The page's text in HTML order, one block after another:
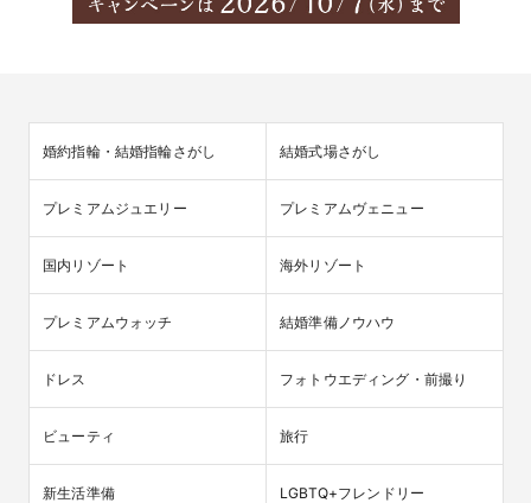
婚約指輪・結婚指輪さがし 結婚式場さがし
プレミアムジュエリー プレミアムヴェニュー
国内リゾート 海外リゾート
プレミアムウォッチ 結婚準備ノウハウ
ドレス フォトウエディング・前撮り
ビューティ 旅行
新生活準備 LGBTQ+フレンドリー